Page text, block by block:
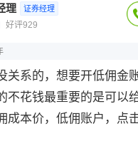
理 证券经理
好评929
关系的，想要开低佣金
不花钱最重要的是可以
成本价，低佣账户，点